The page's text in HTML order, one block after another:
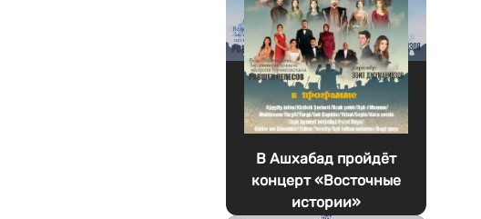
В Ашхабад пройдёт
концерт «Восточные
истории»